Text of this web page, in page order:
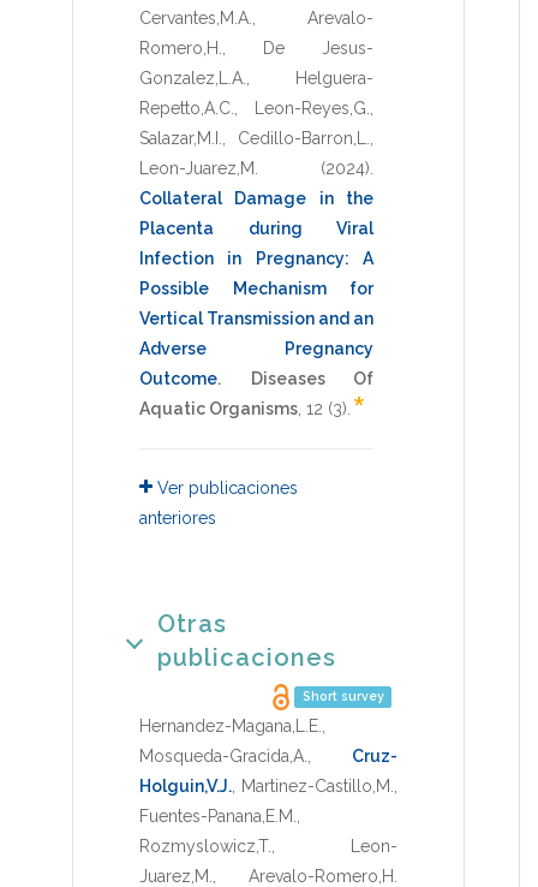
Cervantes,M.A.
Arevalo-
Romero,H.
De Jesus-
Gonzalez,L.A.
Helguera-
Repetto,A.C.
Leon-Reyes,G.
Salazar,M.I.
Cedillo-Barron,L.
Leon-Juarez,M.
(2024)
Collateral Damage in the
Placenta during Viral
Infection in Pregnancy: A
Possible Mechanism for
Vertical Transmission and an
Adverse Pregnancy
Outcome.
Diseases Of
Aquatic Organisms 12 (3). *
Ver publicaciones
anteriores
Otras
publicaciones
Short survey
Hernandez-Magana,L.E.
Mosqueda-Gracida,A.
Cruz-
Holguin,V.J. Martinez-Castillo,M.
Fuentes-Panana,E.M.
Rozmyslowicz,T.
Leon-
Juarez,M.
Arevalo-Romero,H.